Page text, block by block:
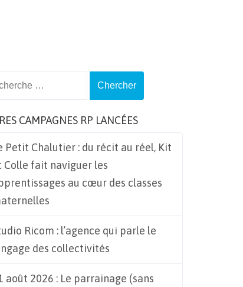
CAMPAGNES RP LANCÉES
Petit Chalutier : du récit au réel, Kit
Colle fait naviguer les
au cœur des classes
Ricom : l’agence qui parle le
des collectivités
août 2026 : Le parrainage (sans